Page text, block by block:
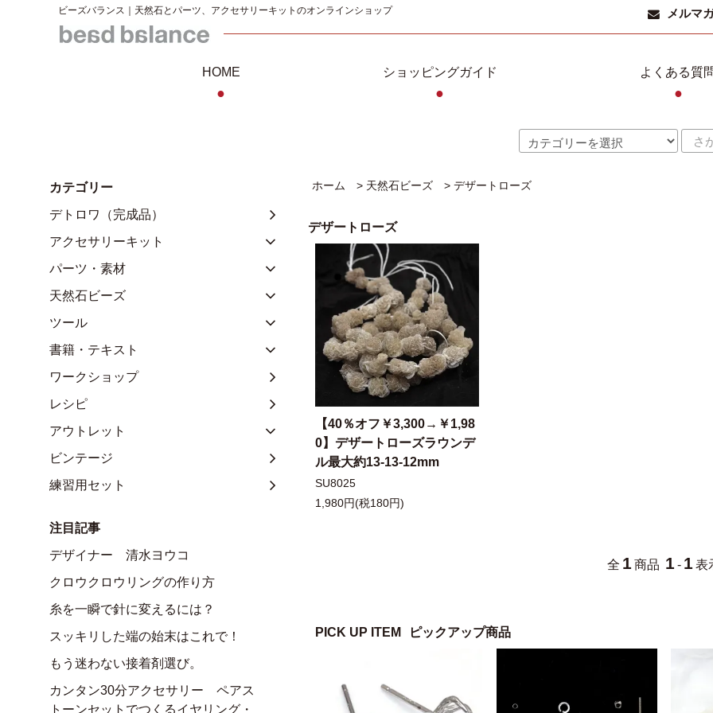
ビーズバランス｜天然石とパーツ、アクセサリーキットのオンラインショップ メルマ
HOME
●
ショッピングガイド
●
よくある質
●
ホーム > 天然石ビーズ > デザートローズ
デザートローズ
【40％オフ￥3,300→￥1,98
0】デザートローズラウンデ
ル最大約13-13-12mm
SU8025
1,980円(税180円)
全 1 商品 1 - 1 表
PICK UP ITEM ピックアップ商品
カテゴリー
デトロワ（完成品）
アクセサリーキット
パーツ・素材
天然石ビーズ
ツール
書籍・テキスト
ワークショップ
レシピ
アウトレット
ビンテージ
練習用セット
注目記事
デザイナー 清水ヨウコ
クロウクロウリングの作り方
糸を一瞬で針に変えるには？
スッキリした端の始末はこれで！
もう迷わない接着剤選び。
カンタン30分アクセサリー ペアス
トーンセットでつくるイヤリング・